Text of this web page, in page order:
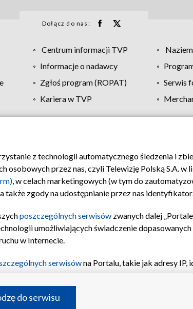
Dołącz do nas:
Centrum informacji TVP
Informacje o nadawcy
Zgłoś program (ROPAT)
Serwis
Kariera w TVP
prywatności Moje zgody Pomoc Biuro
z technologii automatycznego śledzenia i
przez nas, czyli Telewizję Polską S.A. w
, w celach marketingowych (w tym do
zgody na udostępnianie przez nas
poszczególnych serwisów zwanych dalej
umożliwiających świadczenie
w Internecie.
serwisówna Portalu, takie jak adresy
informacji na urządzeniu lub dostęp do nich,
spersonalizowanych treści, wyboru
do serwisu